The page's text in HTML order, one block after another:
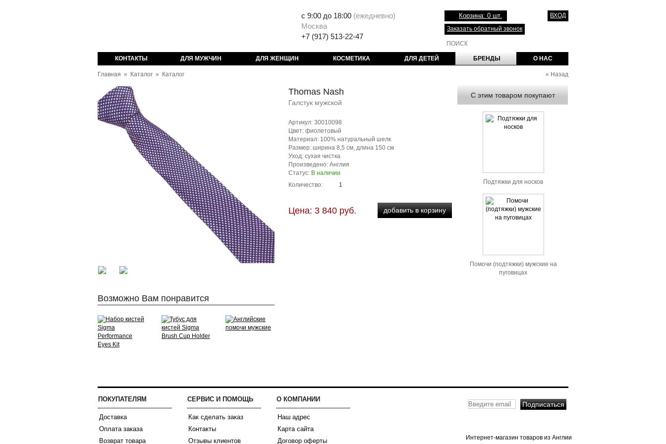
с 9:00 до 18:00 (ежедневно)
Москва
+7 (917) 513-22-47
Корзина: 0 шт.
ВХОД
Заказать обратный звонок
КОНТАКТЫ ДЛЯ МУЖЧИН ДЛЯ ЖЕНЩИН КОСМЕТИКА ДЛЯ ДЕТЕЙ БРЕНДЫ О НАС
Главная » Каталог » Каталог « Назад
Thomas Nash
Галстук мужской
Артикул: 30010098
Цвет: фиолетовый
Материал: 100% натуральный шелк
Размер: ширина 8,5 см, длина 150 см
Уход: сухая чистка
Произведено: Англия
Статус: В наличии
Количество:
Цена: 3 840 руб.
Возможно Вам понравится
С этим товаром покупают
Подтяжки для носков
Помочи (подтяжки) мужские на
пуговицах
ПОКУПАТЕЛЯМ
Доставка
Оплата заказа
Возврат товара
СЕРВИС И ПОМОЩЬ
Как сделать заказ
Контакты
Отзывы клиентов
О КОМПАНИИ
Наш адрес
Карта сайта
Договор оферты
Интернет-магазин товаров из Англии